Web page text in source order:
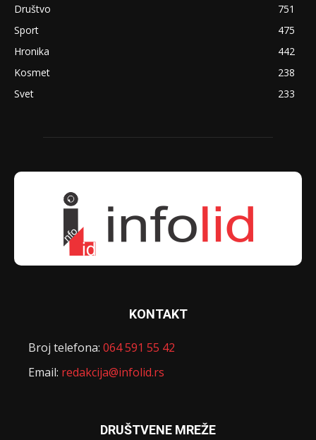
Društvo
751
Sport
475
Hronika
442
Kosmet
238
Svet
233
KONTAKT
Broj telefona: 064 591 55 42
Email: redakcija@infolid.rs
DRUŠTVENE MREŽE